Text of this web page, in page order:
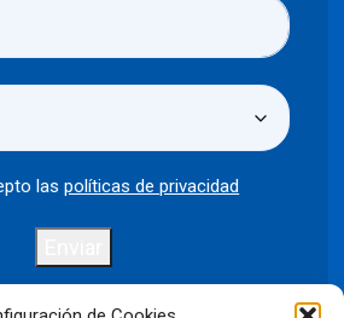
laspolíticas de privacidad